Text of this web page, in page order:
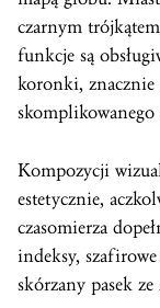
czarnym
funkcje są
koronki, znacznie
skomplikowanego
Kompozycji
estetycznie,
czasomierza
indeksy,
skórzany pasek